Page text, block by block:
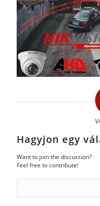
Hagyjon egy
Want to join the discussion?
Feel free to contribute!